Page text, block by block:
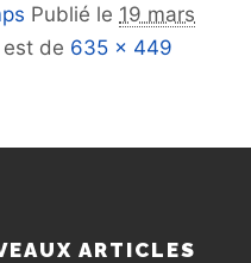
Publié le 19 mars
de 635 × 449
ARTICLES